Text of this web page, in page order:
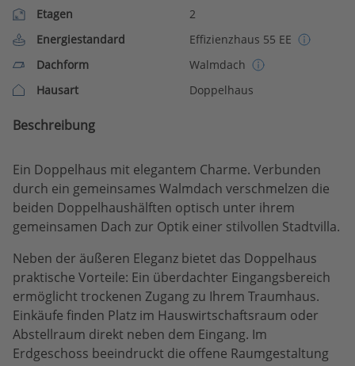
Etagen
2
Energiestandard
Effizienzhaus 55 EE
Dachform
Walmdach
Hausart
Doppelhaus
Beschreibung
Ein Doppelhaus mit elegantem Charme. Verbunden
durch ein gemeinsames Walmdach verschmelzen die
beiden Doppelhaushälften optisch unter ihrem
gemeinsamen Dach zur Optik einer stilvollen Stadtvilla.
Neben der äußeren Eleganz bietet das Doppelhaus
praktische Vorteile: Ein überdachter Eingangsbereich
ermöglicht trockenen Zugang zu Ihrem Traumhaus.
Einkäufe finden Platz im Hauswirtschaftsraum oder
Abstellraum direkt neben dem Eingang. Im
Erdgeschoss beeindruckt die offene Raumgestaltung